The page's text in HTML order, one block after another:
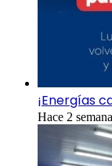
¡Energías
Hace 2